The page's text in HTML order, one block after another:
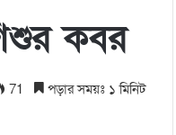
কবর
71 পড়ার সময়ঃ ১ মিনিট